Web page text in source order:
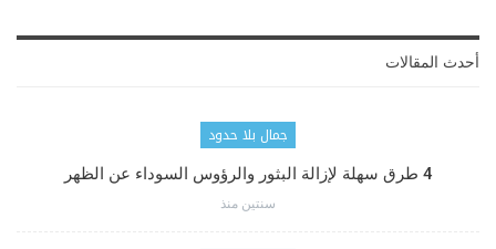
أحدث المقالات
جمال بلا حدود
4 طرق سهلة لإزالة البثور والرؤوس السوداء عن الظهر
سنتين منذ